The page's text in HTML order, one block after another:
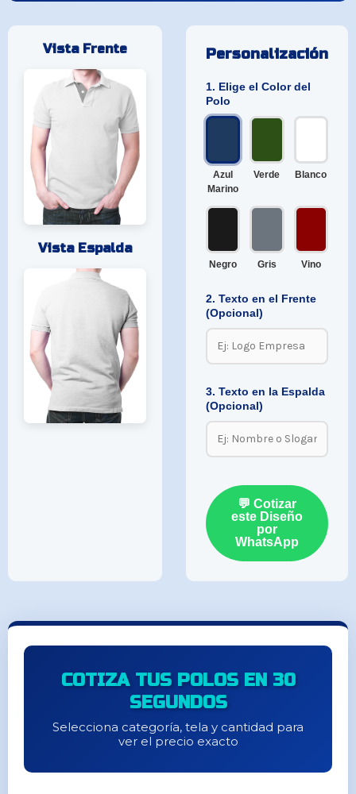
Vista Frente
Vista Espalda
Personalización
1. Elige el Color del
Polo
Azul
Marino
Verde Blanco
Negro Gris Vino
2. Texto en el Frente
(Opcional)
3. Texto en la Espalda
(Opcional)
💬 Cotizar
este Diseño
por
WhatsApp
COTIZA TUS POLOS EN 30
SEGUNDOS
Selecciona categoría, tela y cantidad para
ver el precio exacto